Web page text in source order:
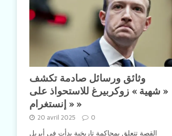
وثائق ورسائل صادمة تكشف
« شهية » زوكربيرغ للاستحواذ على
« إنستغرام »
20 avril 2025 0
القصة تتعلق بمحاكمة تاريخية بدأت في أبريل